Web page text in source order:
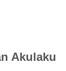
Akulaku